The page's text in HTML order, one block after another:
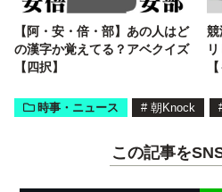
【阿・安・倍・部】あの人はど
の漢字か覚えてる？アベクイズ
【四択】
時事・ニュース # 朝Knock
この記事を